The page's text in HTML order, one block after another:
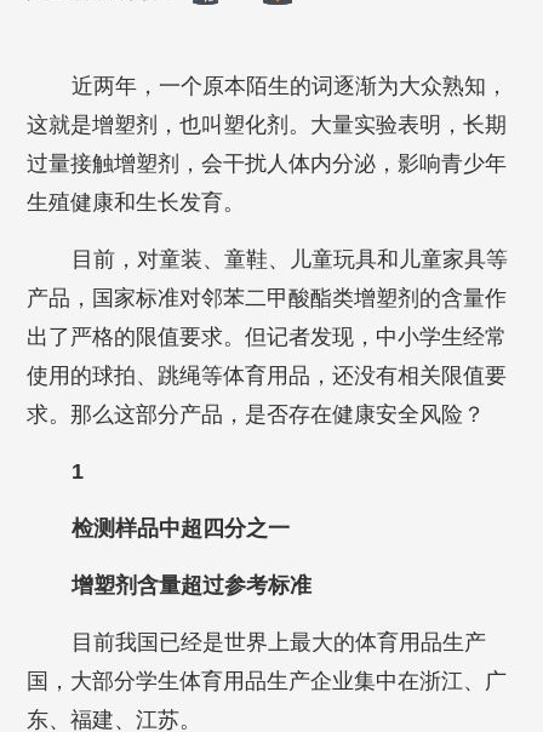
近两年，一个原本陌生的词逐渐为大众熟知，
这就是增塑剂，也叫塑化剂。大量实验表明，长期
过量接触增塑剂，会干扰人体内分泌，影响青少年
生殖健康和生长发育。
目前，对童装、童鞋、儿童玩具和儿童家具等
产品，国家标准对邻苯二甲酸酯类增塑剂的含量作
出了严格的限值要求。但记者发现，中小学生经常
使用的球拍、跳绳等体育用品，还没有相关限值要
求。那么这部分产品，是否存在健康安全风险？
1
检测样品中超四分之一
增塑剂含量超过参考标准
目前我国已经是世界上最大的体育用品生产
国，大部分学生体育用品生产企业集中在浙江、广
东、福建、江苏。